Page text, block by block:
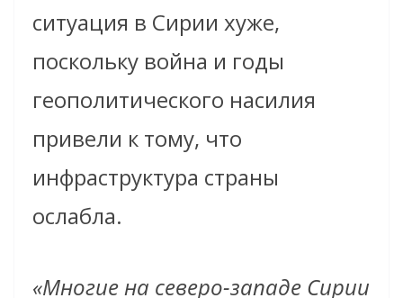
ситуация в Сирии хуже,
поскольку война и годы
геополитического насилия
привели к тому, что
инфраструктура страны
ослабла.
«Многие на северо-западе Сирии